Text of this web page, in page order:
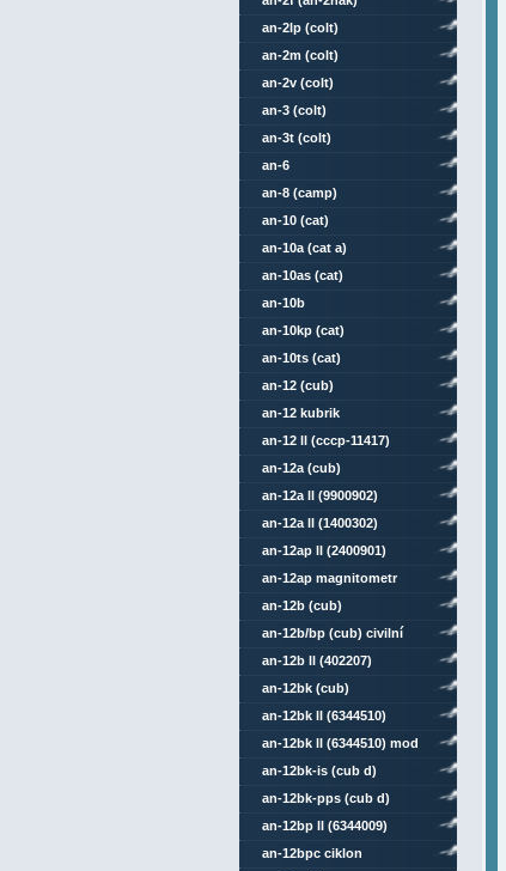
an-2lp (colt)
an-2m (colt)
an-2v (colt)
an-3 (colt)
an-3t (colt)
an-6
an-8 (camp)
an-10 (cat)
an-10a (cat a)
an-10as (cat)
an-10b
an-10kp (cat)
an-10ts (cat)
an-12 (cub)
an-12 kubrik
an-12 ll (cccp-11417)
an-12a (cub)
an-12a ll (9900902)
an-12a ll (1400302)
an-12ap ll (2400901)
an-12ap magnitometr
an-12b (cub)
an-12b/bp (cub) civilní
an-12b ll (402207)
an-12bk (cub)
an-12bk ll (6344510)
an-12bk ll (6344510) mod
an-12bk-is (cub d)
an-12bk-pps (cub d)
an-12bp ll (6344009)
an-12bpc ciklon